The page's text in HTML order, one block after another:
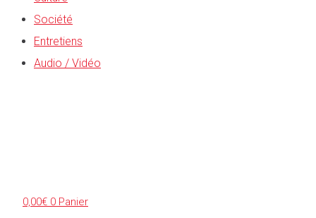
Société
Entretiens
Audio / Vidéo
0,00€ 0 Panier